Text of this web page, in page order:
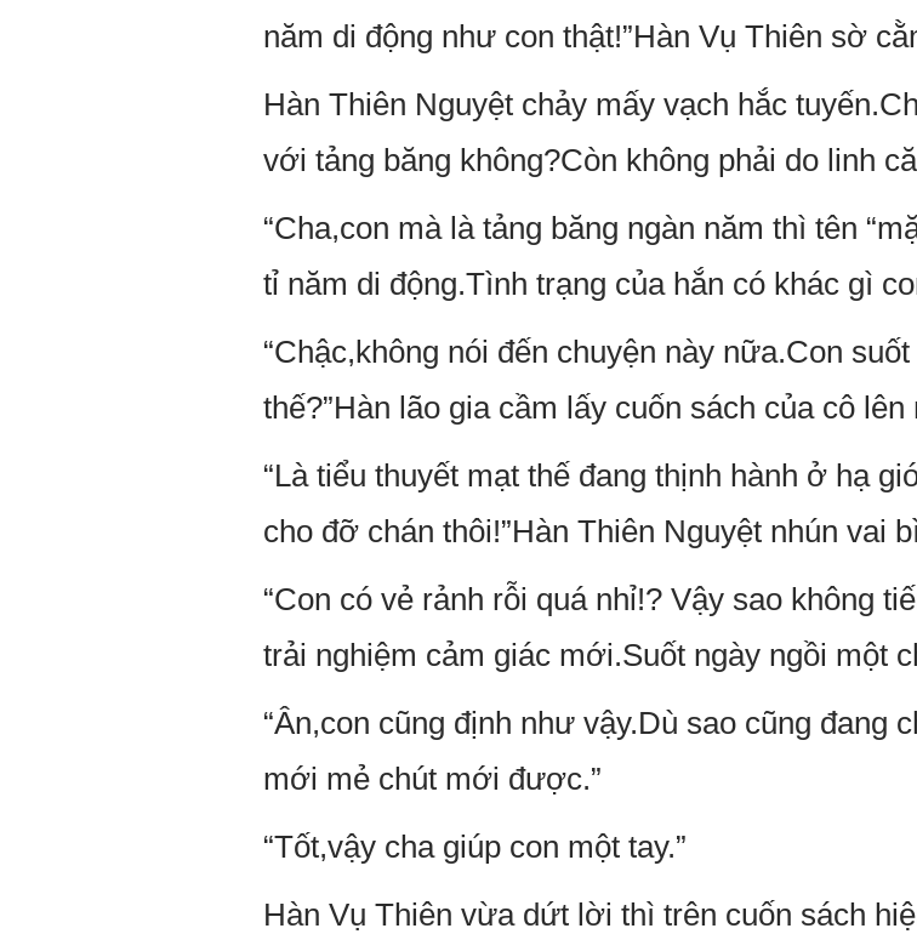
năm di động như con thật!”Hàn Vụ Thiên sờ
Hàn Thiên Nguyệt chảy mấy vạch hắc
với tảng băng không?Còn không phải do linh
“Cha,con mà là tảng băng ngàn năm thì tên
tỉ năm di động.Tình trạng của hắn có khác gì
“Chậc,không nói đến chuyện này nữa.Con
thế?”Hàn lão gia cầm lấy cuốn sách của cô lên
“Là tiểu thuyết mạt thế đang thịnh hành ở hạ
cho đỡ chán thôi!”Hàn Thiên Nguyệt nhún vai
“Con có vẻ rảnh rỗi quá nhỉ!? Vậy sao không
trải nghiệm cảm giác mới.Suốt ngày ngồi một
“Ân,con cũng định như vậy.Dù sao cũng đang
mới mẻ chút mới được.”
“Tốt,vậy cha giúp con một tay.”
Hàn Vụ Thiên vừa dứt lời thì trên cuốn sách